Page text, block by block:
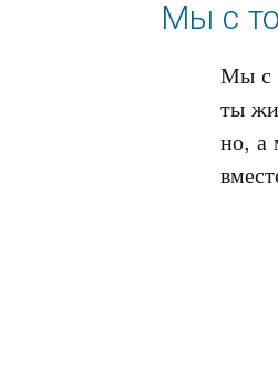
Мы с
Мы с
ты
но, а